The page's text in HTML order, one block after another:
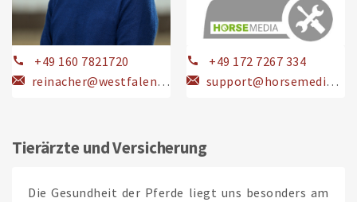
+49 160 7821720
reinacher@westfalenpferde.de
+49 172 7267 334
support@horsemedia.com
Tierärzte und Versicherung
Die Gesundheit der Pferde liegt uns besonders am